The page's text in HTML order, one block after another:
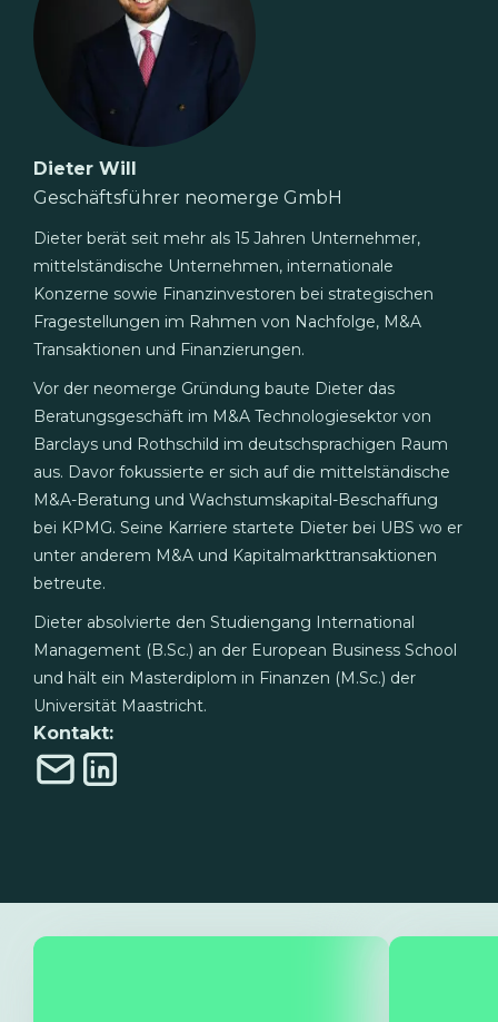
Dieter Will
Geschäftsführer neomerge GmbH
Dieter berät seit mehr als 15 Jahren Unternehmer,
mittelständische Unternehmen, internationale
Konzerne sowie Finanzinvestoren bei strategischen
Fragestellungen im Rahmen von Nachfolge, M&A
Transaktionen und Finanzierungen.
Vor der neomerge Gründung baute Dieter das
Beratungsgeschäft im M&A Technologiesektor von
Barclays und Rothschild im deutschsprachigen Raum
aus. Davor fokussierte er sich auf die mittelständische
M&A-Beratung und Wachstumskapital-Beschaffung
bei KPMG. Seine Karriere startete Dieter bei UBS wo er
unter anderem M&A und Kapitalmarkttransaktionen
betreute.
Dieter absolvierte den Studiengang International
Management (B.Sc.) an der European Business School
und hält ein Masterdiplom in Finanzen (M.Sc.) der
Universität Maastricht.
Kontakt: